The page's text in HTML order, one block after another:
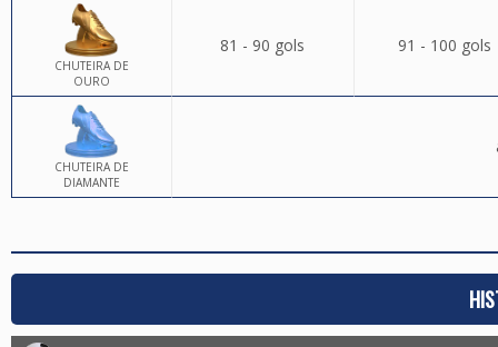
CHUTEIRA DE
OURO
81 - 90 gols 91 - 100 gols
CHUTEIRA DE
DIAMANTE